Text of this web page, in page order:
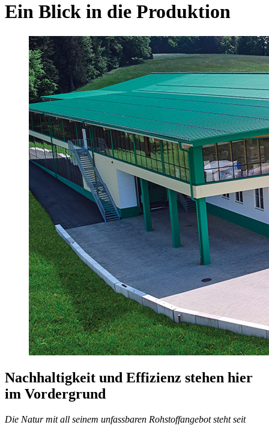
Ein Blick in die Produktion
Nachhaltigkeit und Effizienz stehen hier
im Vordergrund
Die Natur mit all seinem unfassbaren Rohstoffangebot steht seit